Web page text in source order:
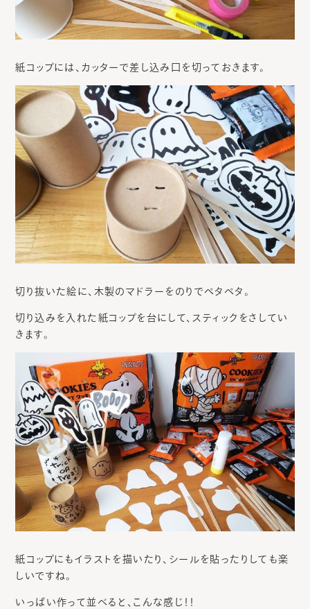
紙コップには、カッターで差し込み口を切っておきます。
切り抜いた絵に、木製のマドラーをのりでペタペタ。
切り込みを入れた紙コップを台にして、スティックをさしてい
きます。
紙コップにもイラストを描いたり、シールを貼ったりしても楽
しいですね。
いっぱい作って並べると、こんな感じ！！